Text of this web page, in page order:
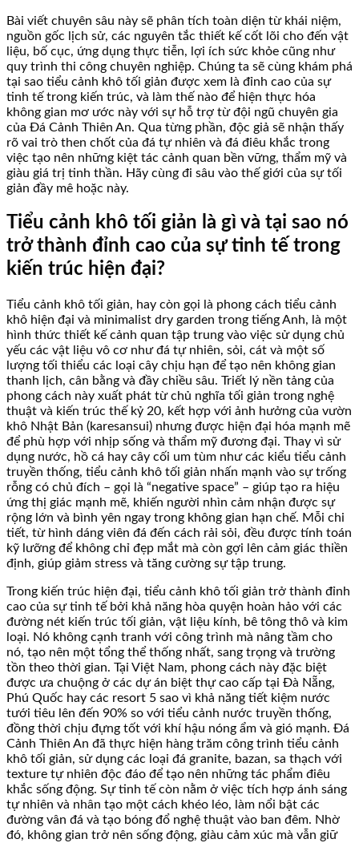
Bài viết chuyên sâu này sẽ phân tích toàn diện từ khái niệm,
nguồn gốc lịch sử, các nguyên tắc thiết kế cốt lõi cho đến vật
liệu, bố cục, ứng dụng thực tiễn, lợi ích sức khỏe cũng như
quy trình thi công chuyên nghiệp. Chúng ta sẽ cùng khám phá
tại sao tiểu cảnh khô tối giản được xem là đỉnh cao của sự
tinh tế trong kiến trúc, và làm thế nào để hiện thực hóa
không gian mơ ước này với sự hỗ trợ từ đội ngũ chuyên gia
của Đá Cảnh Thiên An. Qua từng phần, độc giả sẽ nhận thấy
rõ vai trò then chốt của đá tự nhiên và đá điêu khắc trong
việc tạo nên những kiệt tác cảnh quan bền vững, thẩm mỹ và
giàu giá trị tinh thần. Hãy cùng đi sâu vào thế giới của sự tối
giản đầy mê hoặc này.
Tiểu cảnh khô tối giản là gì và tại sao nó
trở thành đỉnh cao của sự tinh tế trong
kiến trúc hiện đại?
Tiểu cảnh khô tối giản, hay còn gọi là phong cách tiểu cảnh
khô hiện đại và minimalist dry garden trong tiếng Anh, là một
hình thức thiết kế cảnh quan tập trung vào việc sử dụng chủ
yếu các vật liệu vô cơ như đá tự nhiên, sỏi, cát và một số
lượng tối thiểu các loại cây chịu hạn để tạo nên không gian
thanh lịch, cân bằng và đầy chiều sâu. Triết lý nền tảng của
phong cách này xuất phát từ chủ nghĩa tối giản trong nghệ
thuật và kiến trúc thế kỷ 20, kết hợp với ảnh hưởng của vườn
khô Nhật Bản (karesansui) nhưng được hiện đại hóa mạnh mẽ
để phù hợp với nhịp sống và thẩm mỹ đương đại. Thay vì sử
dụng nước, hồ cá hay cây cối um tùm như các kiểu tiểu cảnh
truyền thống, tiểu cảnh khô tối giản nhấn mạnh vào sự trống
rỗng có chủ đích – gọi là “negative space” – giúp tạo ra hiệu
ứng thị giác mạnh mẽ, khiến người nhìn cảm nhận được sự
rộng lớn và bình yên ngay trong không gian hạn chế. Mỗi chi
tiết, từ hình dáng viên đá đến cách rải sỏi, đều được tính toán
kỹ lưỡng để không chỉ đẹp mắt mà còn gợi lên cảm giác thiền
định, giúp giảm stress và tăng cường sự tập trung.
Trong kiến trúc hiện đại, tiểu cảnh khô tối giản trở thành đỉnh
cao của sự tinh tế bởi khả năng hòa quyện hoàn hảo với các
đường nét kiến trúc tối giản, vật liệu kính, bê tông thô và kim
loại. Nó không cạnh tranh với công trình mà nâng tầm cho
nó, tạo nên một tổng thể thống nhất, sang trọng và trường
tồn theo thời gian. Tại Việt Nam, phong cách này đặc biệt
được ưa chuộng ở các dự án biệt thự cao cấp tại Đà Nẵng,
Phú Quốc hay các resort 5 sao vì khả năng tiết kiệm nước
tưới tiêu lên đến 90% so với tiểu cảnh nước truyền thống,
đồng thời chịu đựng tốt với khí hậu nóng ẩm và gió mạnh. Đá
Cảnh Thiên An đã thực hiện hàng trăm công trình tiểu cảnh
khô tối giản, sử dụng các loại đá granite, bazan, sa thạch với
texture tự nhiên độc đáo để tạo nên những tác phẩm điêu
khắc sống động. Sự tinh tế còn nằm ở việc tích hợp ánh sáng
tự nhiên và nhân tạo một cách khéo léo, làm nổi bật các
đường vân đá và tạo bóng đổ nghệ thuật vào ban đêm. Nhờ
đó, không gian trở nên sống động, giàu cảm xúc mà vẫn giữ